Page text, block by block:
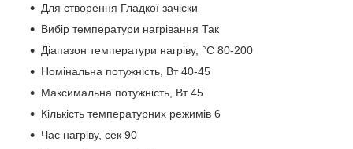
Для створення Гладкої зачіски
Вибір температури нагрівання Так
Діапазон температури нагріву, °С 80-200
Номінальна потужність, Вт 40-45
Максимальна потужність, Вт 45
Кількість температурних режимів 6
Час нагріву, сек 90